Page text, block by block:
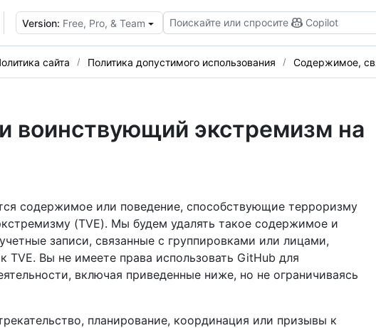
Version: Free, Pro, & Team Поискайте или спросите Copilot
сайта Политика допустимого использования Содержимое,
воинствующий экстремизм на
содержимое или поведение, способствующие терроризму
(TVE). Мы будем удалять такое содержимое и
записи, связанные с группировками или лицами,
Вы не имеете права использовать GitHub для
включая приведенные ниже, но не ограничиваясь
планирование, координация или призывы к